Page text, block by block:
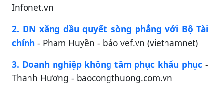
Infonet.vn
2. DN xăng dầu quyết sòng phẳng với Bộ Tài
chính - Phạm Huyền - báo vef.vn (vietnamnet)
3. Doanh nghiệp không tâm phục khẩu phục -
Thanh Hương - baocongthuong.com.vn